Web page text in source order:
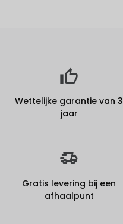
Wettelijke garantie van 3
jaar
Gratis levering bij een
afhaalpunt